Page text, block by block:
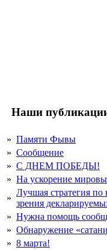
Наши
» Памяти Фывы
» Сообщение
» С ДНЕМ ПОБЕДЫ!
» На ускорение
»
Лучшая стратегия
зрения
» Нужна помощь
» Обнаружение
» 8 марта!